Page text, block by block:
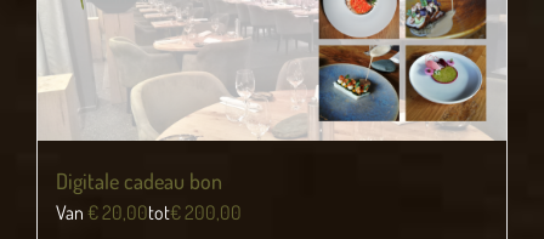
Digitale cadeau bon
Van €20,00tot€200,00